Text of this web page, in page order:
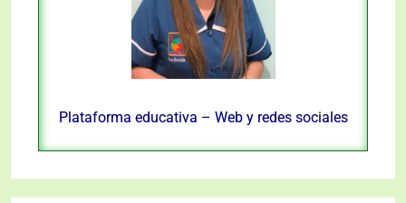
Plataforma educativa – Web y redes sociales